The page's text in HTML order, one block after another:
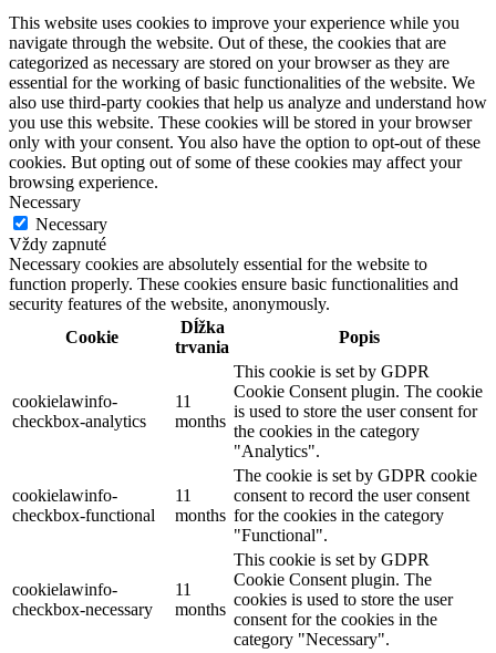
This website uses cookies to improve your experience while you
navigate through the website. Out of these, the cookies that are
categorized as necessary are stored on your browser as they are
essential for the working of basic functionalities of the website. We
also use third-party cookies that help us analyze and understand how
you use this website. These cookies will be stored in your browser
only with your consent. You also have the option to opt-out of these
cookies. But opting out of some of these cookies may affect your
browsing experience.
Necessary
Necessary
Vždy zapnuté
Necessary cookies are absolutely essential for the website to
function properly. These cookies ensure basic functionalities and
security features of the website, anonymously.
Cookie
Dĺžka
trvania
Popis
cookielawinfo-
checkbox-analytics
11
months
This cookie is set by GDPR
Cookie Consent plugin. The cookie
is used to store the user consent for
the cookies in the category
"Analytics".
cookielawinfo-
checkbox-functional
11
months
The cookie is set by GDPR cookie
consent to record the user consent
for the cookies in the category
"Functional".
cookielawinfo-
checkbox-necessary
11
months
This cookie is set by GDPR
Cookie Consent plugin. The
cookies is used to store the user
consent for the cookies in the
category "Necessary".